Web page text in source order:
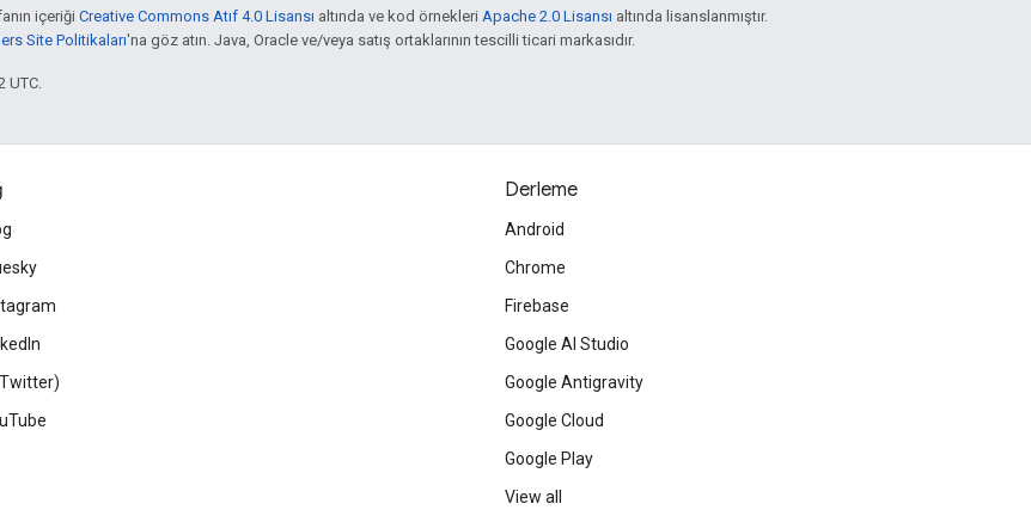
içeriği Creative Commons Atıf 4.0 Lisansı altında ve kod örnekleri Apache 2.0 Lisansı altında lisanslanmıştır.
Site Politikaları'na göz atın. Java, Oracle ve/veya satış ortaklarının tescilli ticari markasıdır.
UTC.
Derleme
Android
Chrome
Firebase
Google AI Studio
Google Antigravity
Google Cloud
Google Play
View all